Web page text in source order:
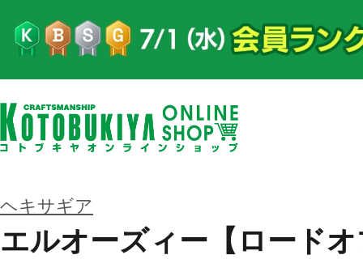
ヘキサギア
エルオーズィー【ロード